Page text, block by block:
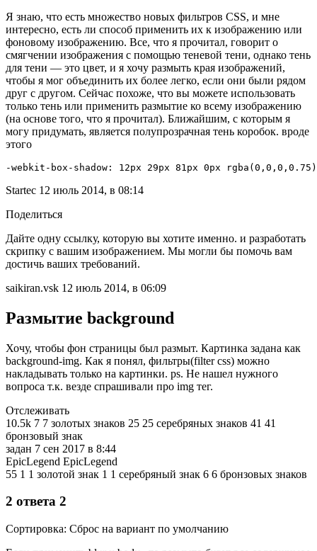
Я знаю, что есть множество новых фильтров CSS, и мне
интересно, есть ли способ применить их к изображению или
фоновому изображению. Все, что я прочитал, говорит о
смягчении изображения с помощью теневой тени, однако тень
для тени — это цвет, и я хочу размыть края изображений,
чтобы я мог объединить их более легко, если они были рядом
друг с другом. Сейчас похоже, что вы можете использовать
только тень или применить размытие ко всему изображению
(на основе того, что я прочитал). Ближайшим, с которым я
могу придумать, является полупрозрачная тень коробок. вроде
этого
-webkit-box-shadow: 12px 29px 81px 0px
Startec 12 июль 2014, в 08:14
Поделиться
Дайте одну ссылку, которую вы хотите именно. и разработать
скрипку с вашим изображением. Мы могли бы помочь вам
достичь ваших требований.
saikiran.vsk 12 июль 2014, в 06:09
Размытие background
Хочу, чтобы фон страницы был размыт. Картинка задана как
background-img. Как я понял, фильтры(filter css) можно
накладывать только на картинки. ps. Не нашел нужного
вопроса т.к. везде спрашивали про img тег.
Отслеживать
10.5k 7 7 золотых знаков 25 25 серебряных знаков 41 41
бронзовый знак
задан 7 сен 2017 в 8:44
EpicLegend EpicLegend
55 1 1 золотой знак 1 1 серебряный знак 6 6 бронзовых знаков
2 ответа 2
Сортировка: Сброс на вариант по умолчанию